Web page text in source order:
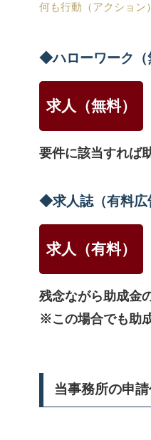
何も行動（アクション
◆ハローワーク（
求人（無料）
要件に該当すれば
◆求人誌（有料広
求人（有料）
残念ながら助成金
※この場合でも助
当事務所の申